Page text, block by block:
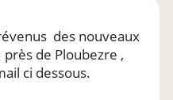
des nouveaux
près de Ploubezre ,
ci dessous.